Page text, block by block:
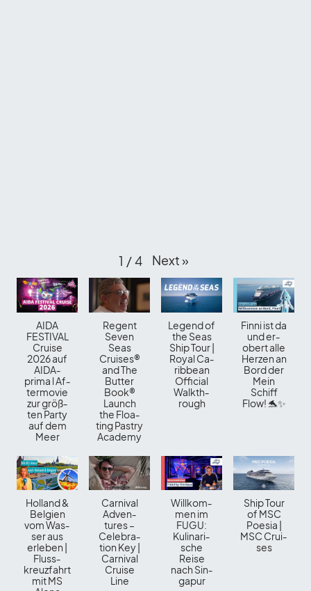
1 /​ 4 Next»
AIDA
FESTIVAL
Cruise
2026 auf
AID­A­
prima l Af­
ter­mo­vie
zur größ­
ten Party
auf dem
Meer
Re­gent
Se­ven
Seas
Crui­ses®
and The
But­ter
Book®
Launch
the Floa­
ting Pa­stry
Aca­demy
Le­gend of
the Seas
Ship Tour |
Royal Ca­
rib­bean
Of­fi­cial
Walk­th­
rough
Finni ist da
und er­
obert alle
Her­zen an
Bord der
Mein
Schiff
Flow! 🐬✨
Hol­land &
Bel­gien
vom Was­
ser aus
er­le­ben |
Fluss­
kreuz­fahrt
mit MS
Car­ni­val
Ad­ven­
tures –
Ce­le­bra­
tion Key |
Car­ni­val
Cruise
Line
Will­kom­
men im
FUGU:
Ku­li­na­ri­
sche
Reise
nach Sin­
ga­pur
Ship Tour
of MSC
Poe­sia |
MSC Crui­
ses